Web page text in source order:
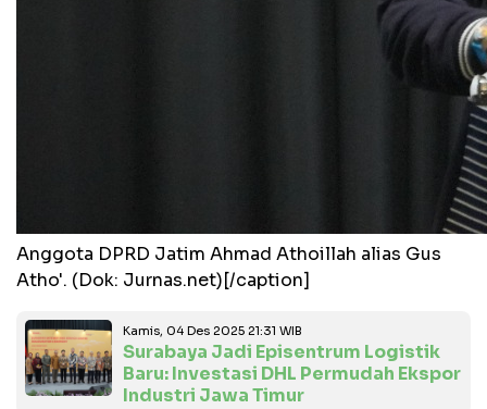
Anggota DPRD Jatim Ahmad Athoillah alias Gus
Atho'. (Dok: Jurnas.net)[/caption]
Kamis, 04 Des 2025 21:31 WIB
Surabaya Jadi Episentrum Logistik
Baru: Investasi DHL Permudah Ekspor
Industri Jawa Timur